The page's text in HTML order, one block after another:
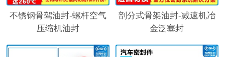
不锈钢骨驾油封-螺杆空气
压缩机油封
剖分式骨架油封-减速机冶
金泛塞封